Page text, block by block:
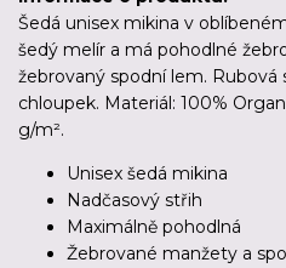
Šedá unisex mikina v
šedý melír a má pohodlné
žebrovaný spodní lem.
chloupek. Materiál: 100%
g/m².
Unisex šedá mikina
Nadčasový střih
Maximálně pohodlná
Žebrované manžety a